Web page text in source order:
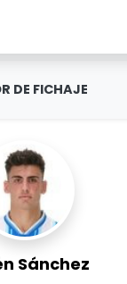
DE FICHAJE
Sánchez